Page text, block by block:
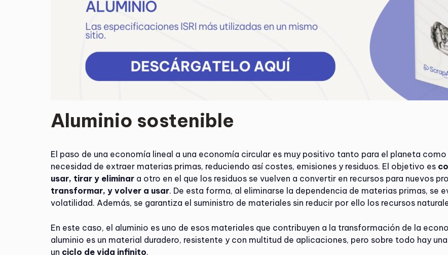
Aluminio sostenible
El paso de una economía lineal a una economía circular es muy positivo tanto para el planeta
necesidad de extraer materias primas, reduciendo así costes, emisiones y residuos. El objetivo es
usar, tirar y eliminar a otro en el que los residuos se vuelven a convertir en recursos para nuevos
transformar, y volver a usar. De esta forma, al eliminarse la dependencia de materias primas, se
volatilidad. Además, se garantiza el suministro de materiales sin reducir por ello los recursos
En este caso, el aluminio es uno de esos materiales que contribuyen a la transformación de la
aluminio es un material duradero, resistente y con multitud de aplicaciones, pero sobre todo hay
un ciclo de vida infinito.